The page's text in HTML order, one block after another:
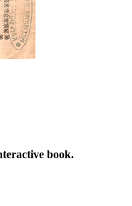
book.